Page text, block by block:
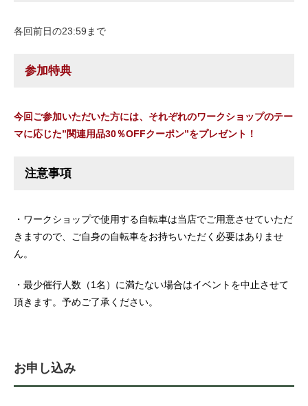
各回前日の23:59まで
参加特典
今回ご参加いただいた方には、それぞれのワークショップのテー
マに応じた”関連用品30％OFFクーポン”をプレゼント！
注意事項
・ワークショップで使用する自転車は当店でご用意させていただ
きますので、ご自身の自転車をお持ちいただく必要はありませ
ん。
・最少催行人数（1名）に満たない場合はイベントを中止させて
頂きます。予めご了承ください。
お申し込み